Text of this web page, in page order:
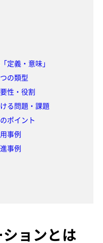
定義・意味」
の類型
性・役割
る問題・課題
ポイント
事例
事例
ョンとは